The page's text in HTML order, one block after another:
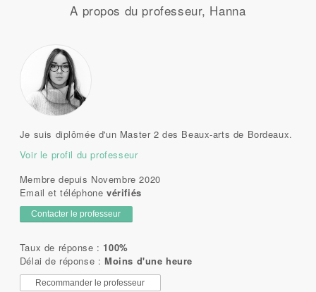
A propos du professeur, Hanna
Je suis diplômée d'un Master 2 des Beaux-arts de Bordeaux.
Voir le profil du professeur
Membre depuis Novembre 2020
Email et téléphone vérifiés
Contacter le professeur
Taux de réponse : 100%
Délai de réponse : Moins d'une heure
Recommander le professeur